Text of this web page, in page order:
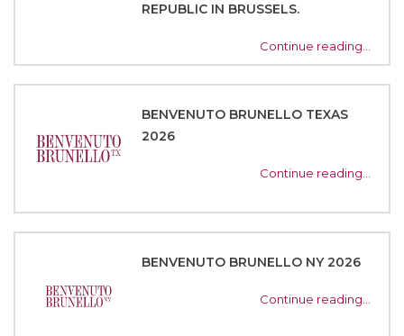
REPUBLIC IN BRUSSELS.
Continue reading…
BENVENUTO BRUNELLO TEXAS
2026
Continue reading…
BENVENUTO BRUNELLO NY 2026
Continue reading…